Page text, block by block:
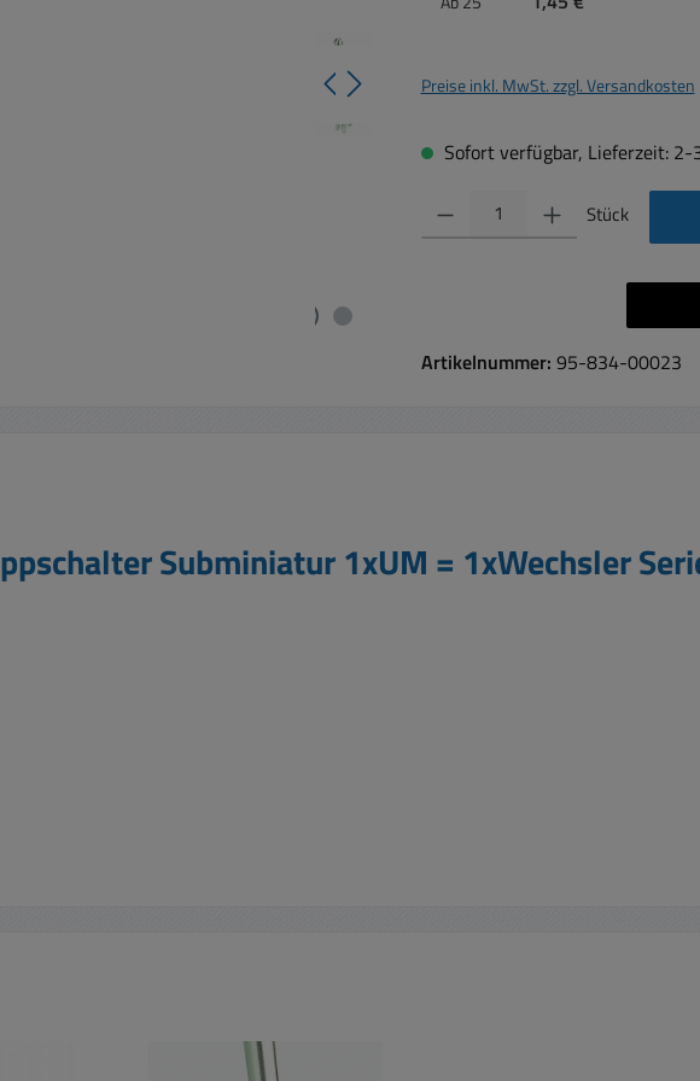
Preise inkl. MwSt. zzgl. Versandkosten
Sofort verfügbar, Lieferzeit: 2-
Produkt Anzahl: Gib denStück
Artikelnummer: 95-834-00023
Subminiatur 1xUM = 1xWechsler